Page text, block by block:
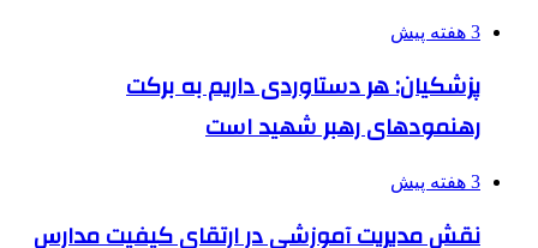
3 هفته پیش
پزشکیان: هر دستاوردی داریم به برکت
رهنمودهای رهبر شهید است
3 هفته پیش
نقش مدیریت آموزشی در ارتقای کیفیت مدارس